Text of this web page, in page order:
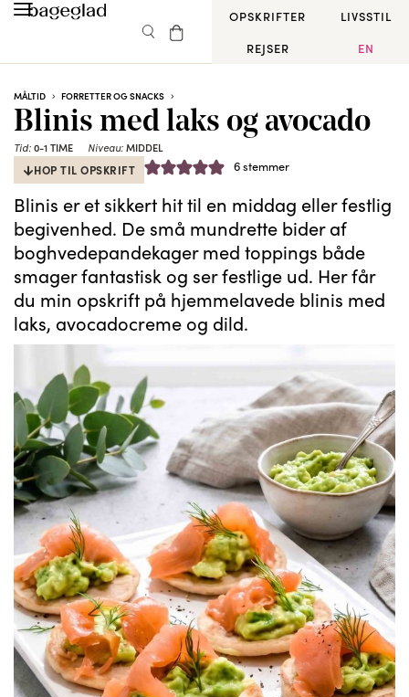
OPSKRIFTER
LIVSSTIL
REJSER
EN
MÅLTID FORRETTER OG SNACKS
Blinis med laks og avocado
Tid:0-1 TIME Niveau:MIDDEL
HOP TIL OPSKRIFT 6stemmer
Blinis er et sikkert hit til en middag eller festlig
begivenhed. De små mundrette bider af
boghvedepandekager med toppings både
smager fantastisk og ser festlige ud. Her får
du min opskrift på hjemmelavede blinis med
laks, avocadocreme og dild.